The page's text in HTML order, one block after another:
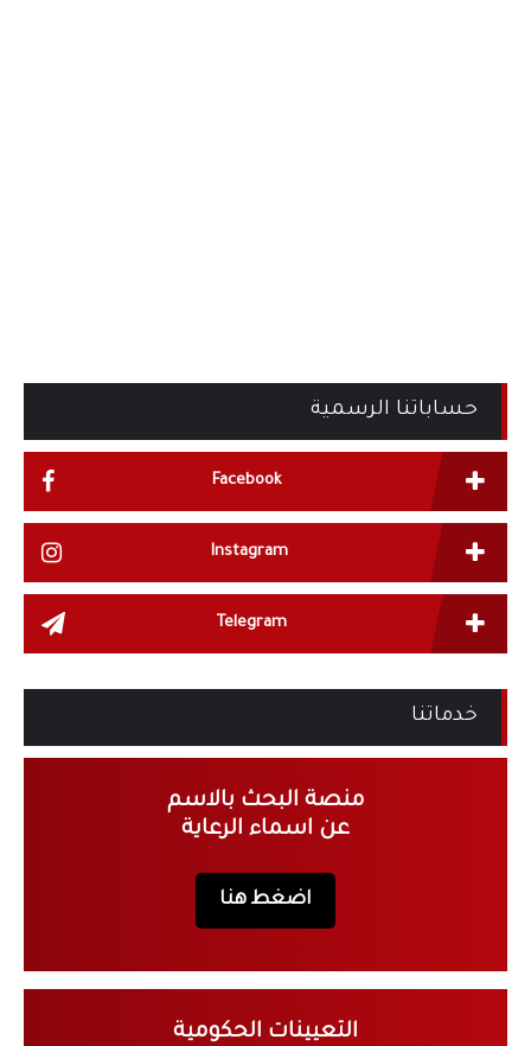
حساباتنا الرسمية
Facebook
Instagram
Telegram
خدماتنا
منصة البحث بالاسم
عن اسماء الرعاية
اضغط هنا
التعيينات الحكومية